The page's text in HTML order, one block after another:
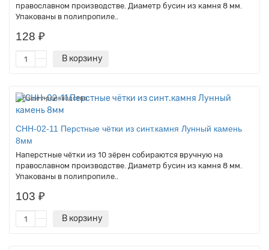
православном производстве. Диаметр бусин из камня 8 мм.
Упакованы в полипропиле..
128 ₽
В корзину
Наше производство
CHH-02-11 Перстные чётки из синт.камня Лунный камень
8мм
Наперстные чётки из 10 зёрен собираются вручную на
православном производстве. Диаметр бусин из камня 8 мм.
Упакованы в полипропиле..
103 ₽
В корзину